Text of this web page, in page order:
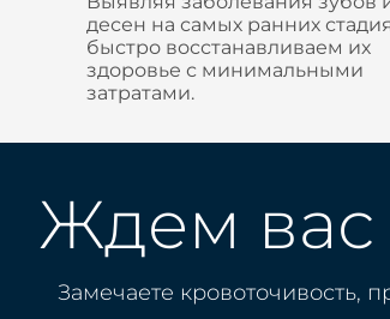
десен на самых ранних
быстро восстанавливаем их
здоровье с минимальными
затратами.
Ждем
Замечаете кровоточивость,